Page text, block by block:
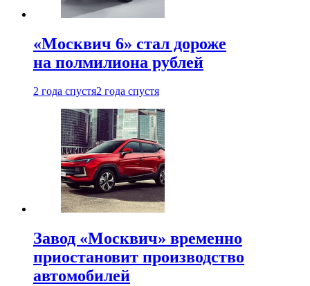
«Москвич 6» стал дороже
на полмилиона рублей
2 года спустя2 года спустя
Завод «Москвич» временно
приостановит производство
автомобилей